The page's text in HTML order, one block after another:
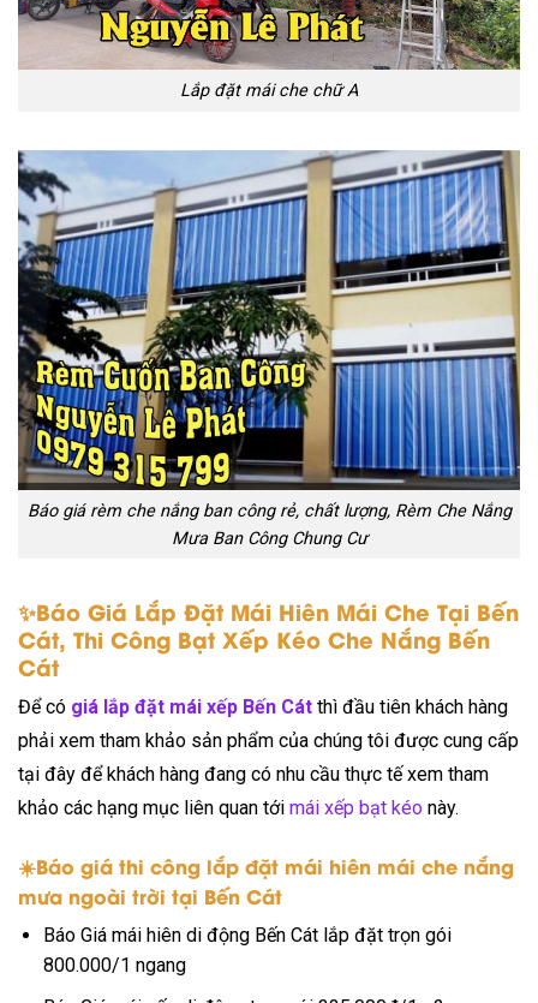
Lắp đặt mái che chữ A
Báo giá rèm che nắng ban công rẻ, chất lượng, Rèm Che Nắng
Mưa Ban Công Chung Cư
✨Báo Giá Lắp Đặt Mái Hiên Mái Che Tại Bến
Cát, Thi Công Bạt Xếp Kéo Che Nắng Bến
Cát
Để có giá lắp đặt mái xếp Bến Cát thì đầu tiên khách hàng
phải xem tham khảo sản phẩm của chúng tôi được cung cấp
tại đây để khách hàng đang có nhu cầu thực tế xem tham
khảo các hạng mục liên quan tới mái xếp bạt kéo này.
☀️Báo giá thi công lắp đặt mái hiên mái che nắng
mưa ngoài trời tại Bến Cát
Báo Giá mái hiên di động Bến Cát lắp đặt trọn gói
800.000/1 ngang